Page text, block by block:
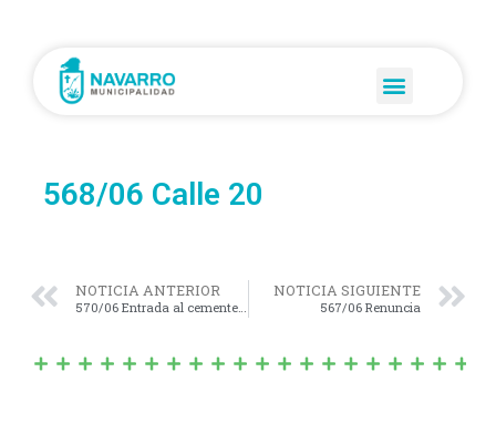
568/06 Calle 20
NOTICIA ANTERIOR
570/06 Entrada al cementerio
NOTICIA SIGUIENTE
567/06 Renuncia